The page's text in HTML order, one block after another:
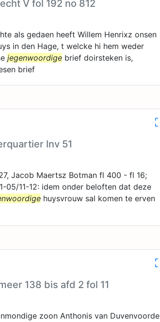
V fol 192 no 812
als gedaen heeft Willem Henrixz onsen
in den Hage, t welcke hi hem weder
jegenwoordige brief doirsteken is,
brief
Inv 51
Jacob Maertsz Botman fl 400 - fl 16;
05/11-12: idem onder beloften dat deze
huysvrouw sal komen te erven
138 bis afd 2 fol 11
zoon Anthonis van Duvenvoorde